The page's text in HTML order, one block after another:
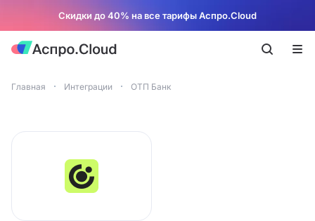
Скидки до 40% на все тарифы Аспро.Cloud
Главная Интеграции ОТП Банк